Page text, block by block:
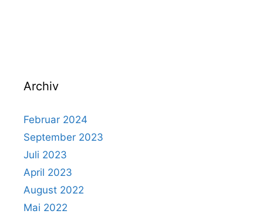
Archiv
Februar 2024
September 2023
Juli 2023
April 2023
August 2022
Mai 2022